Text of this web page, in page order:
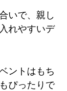
いで、親し
れやすいデ
ントはもち
ぴったりで